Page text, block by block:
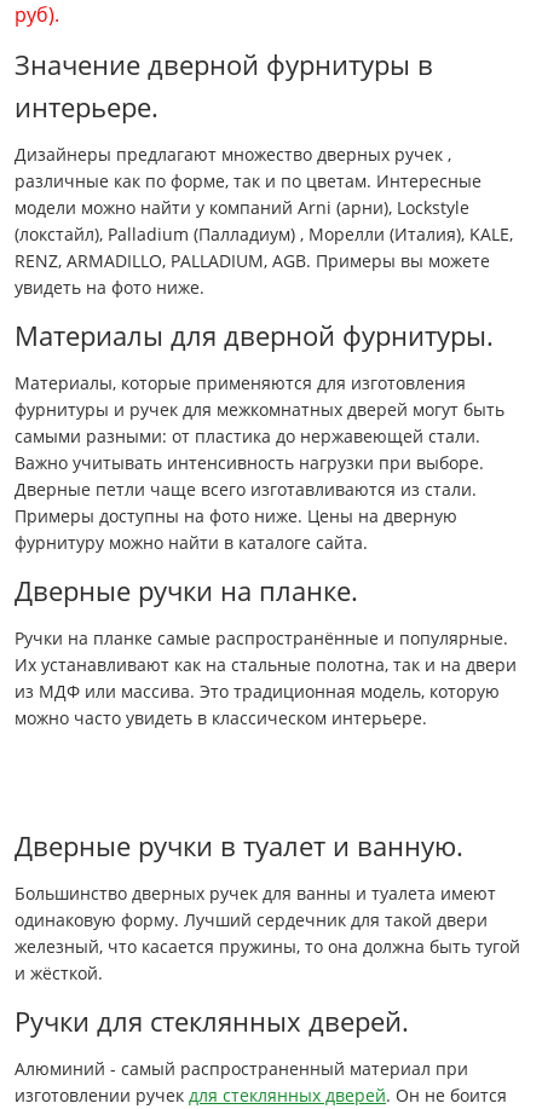
руб).
Значение дверной фурнитуры в
интерьере.
Дизайнеры предлагают множество дверных ручек ,
различные как по форме, так и по цветам. Интересные
модели можно найти у компаний Arni (арни), Lockstyle
(локстайл), Palladium (Палладиум) , Морелли (Италия), KALE,
RENZ, ARMADILLO, PALLADIUM, AGB. Примеры вы можете
увидеть на фото ниже.
Материалы для дверной фурнитуры.
Материалы, которые применяются для изготовления
фурнитуры и ручек для межкомнатных дверей могут быть
самыми разными: от пластика до нержавеющей стали.
Важно учитывать интенсивность нагрузки при выборе.
Дверные петли чаще всего изготавливаются из стали.
Примеры доступны на фото ниже. Цены на дверную
фурнитуру можно найти в каталоге сайта.
Дверные ручки на планке.
Ручки на планке самые распространённые и популярные.
Их устанавливают как на стальные полотна, так и на двери
из МДФ или массива. Это традиционная модель, которую
можно часто увидеть в классическом интерьере.
Дверные ручки в туалет и ванную.
Большинство дверных ручек для ванны и туалета имеют
одинаковую форму. Лучший сердечник для такой двери
железный, что касается пружины, то она должна быть тугой
и жёсткой.
Ручки для стеклянных дверей.
Алюминий - самый распространенный материал при
изготовлении ручек для стеклянных дверей. Он не боится